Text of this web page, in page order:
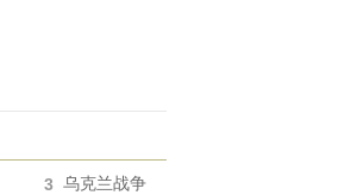
3 乌克兰战争